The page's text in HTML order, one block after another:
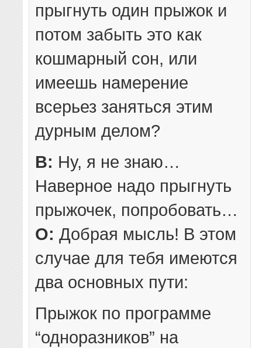
прыгнуть один прыжок и
потом забыть это как
кошмарный сон, или
имеешь намерение
всерьез заняться этим
дурным делом?
В: Ну, я не знаю…
Наверное надо прыгнуть
прыжочек, попробовать…
О: Добрая мысль! В этом
случае для тебя имеются
два основных пути:
Прыжок по программе
“одноразников” на